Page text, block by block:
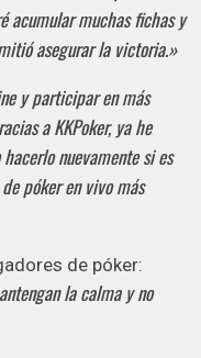
acumular muchas fichas y
asegurar la victoria.»
y participar en más
a KKPoker, ya he
nuevamente si es
póker en vivo más
de póker:
la calma y no